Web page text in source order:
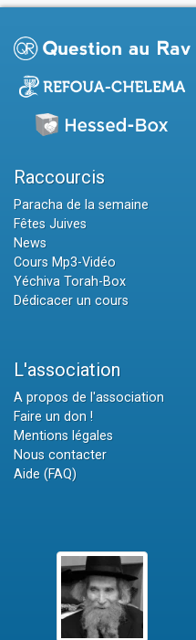
Raccourcis
Paracha de la semaine
Fêtes Juives
News
Cours Mp3-Vidéo
Yéchiva Torah-Box
Dédicacer un cours
L'association
A propos de l'association
Faire un don !
Mentions légales
Nous contacter
Aide (FAQ)